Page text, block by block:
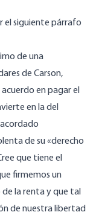
el siguiente párrafo
de una
de Carson,
en pagar el
en la del
de su «derecho
que tiene el
firmemos un
la renta y que tal
de nuestra libertad